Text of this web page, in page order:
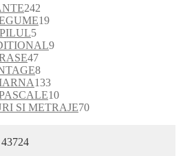
produse
242
de
1919
55
produse
99
4747
de
produse
88
produse
133133
de
produse
1010
produse
SI METRAJE7070